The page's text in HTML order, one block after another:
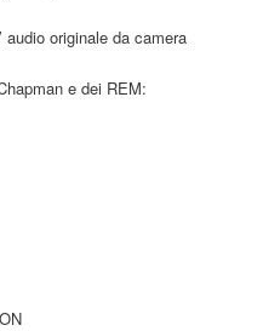
audio originale da camera
e dei REM: